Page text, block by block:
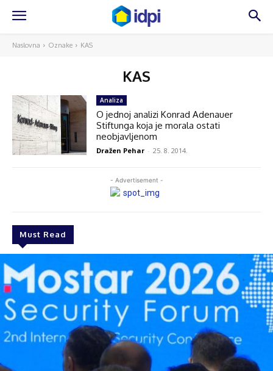
Naslovna Oznake KAS
KAS
- Advertisement -
Must Read
Analiza
O jednoj analizi Konrad Adenauer
Stiftunga koja je morala ostati
neobjavljenom
Dražen Pehar - 25. 8. 2014.